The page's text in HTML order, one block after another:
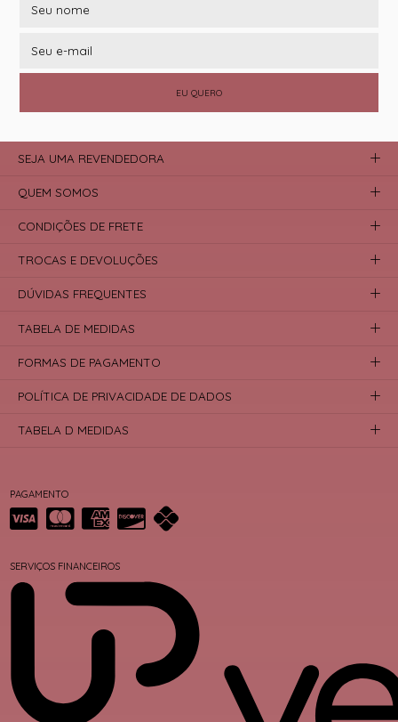
EU QUERO
PAGAMENTO
SERVIÇOS FINANCEIROS
SEJA UMA REVENDEDORA
QUEM SOMOS
CONDIÇÕES DE FRETE
TROCAS E DEVOLUÇÕES
DÚVIDAS FREQUENTES
TABELA DE MEDIDAS
FORMAS DE PAGAMENTO
POLÍTICA DE PRIVACIDADE DE DADOS
TABELA D MEDIDAS